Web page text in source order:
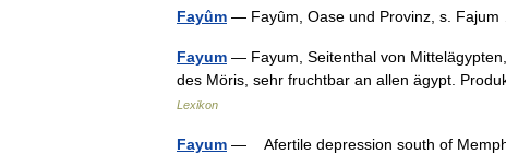
Fayûm — Fayûm, Oase und Provinz, s.
Fayum — Fayum, Seitenthal von
des Möris, sehr fruchtbar an allen ägypt.
Lexikon
Fayum — Afertile depression south of